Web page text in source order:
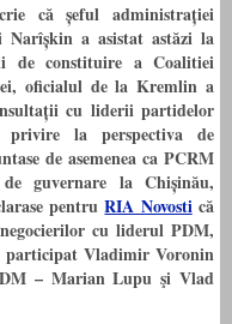
că șeful administrației
Narîșkin a asistat astăzi la
de constituire a Coalitiei
oficialul de la Kremlin a
cu liderii partidelor
la perspectiva de
de asemenea ca PCRM
guvernare la Chișinău,
pentruRIA Novostică
cu liderul PDM,
participat Vladimir Voronin
– Marian Lupu şi Vlad